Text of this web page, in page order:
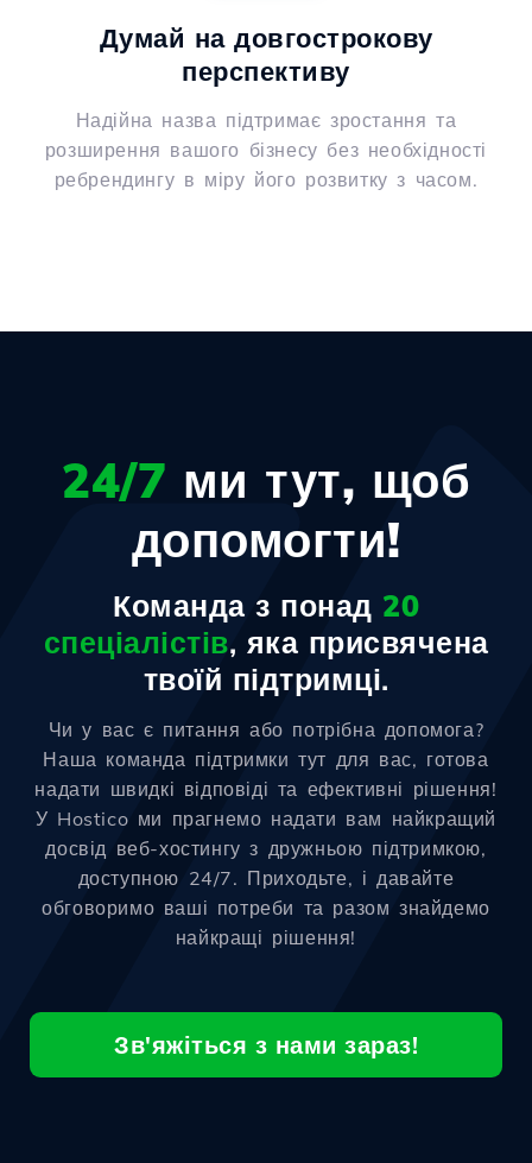
Думай на довгострокову
перспективу
Надійна назва підтримає зростання та
розширення вашого бізнесу без необхідності
ребрендингу в міру його розвитку з часом.
24/7 ми тут, щоб
допомогти!
Команда з понад 20
спеціалістів, яка присвячена
твоїй підтримці.
Чи у вас є питання або потрібна допомога?
Наша команда підтримки тут для вас, готова
надати швидкі відповіді та ефективні рішення!
У Hostico ми прагнемо надати вам найкращий
досвід веб-хостингу з дружньою підтримкою,
доступною 24/7. Приходьте, і давайте
обговоримо ваші потреби та разом знайдемо
найкращі рішення!
Зв'яжіться з нами зараз!